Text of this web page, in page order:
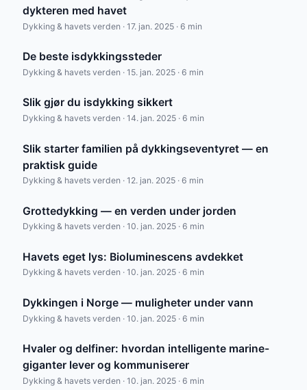
dykteren med havet
Dykking & havets verden · 17. jan. 2025 · 6 min
De beste isdykkingssteder
Dykking & havets verden · 15. jan. 2025 · 6 min
Slik gjør du isdykking sikkert
Dykking & havets verden · 14. jan. 2025 · 6 min
Slik starter familien på dykkingseventyret — en
praktisk guide
Dykking & havets verden · 12. jan. 2025 · 6 min
Grottedykking — en verden under jorden
Dykking & havets verden · 10. jan. 2025 · 6 min
Havets eget lys: Bioluminescens avdekket
Dykking & havets verden · 10. jan. 2025 · 6 min
Dykkingen i Norge — muligheter under vann
Dykking & havets verden · 10. jan. 2025 · 6 min
Hvaler og delfiner: hvordan intelligente marine-
giganter lever og kommuniserer
Dykking & havets verden · 10. jan. 2025 · 6 min